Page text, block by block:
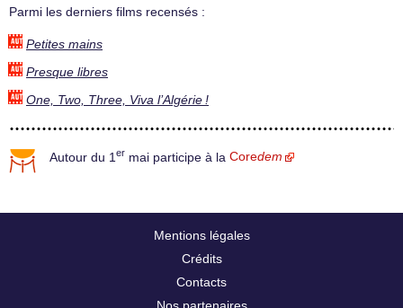
Parmi les derniers films recensés :
Petites mains
Presque libres
One, Two, Three, Viva l’Algérie !
Autour du 1 er mai participe à la Coredem
Mentions légales
Crédits
Contacts